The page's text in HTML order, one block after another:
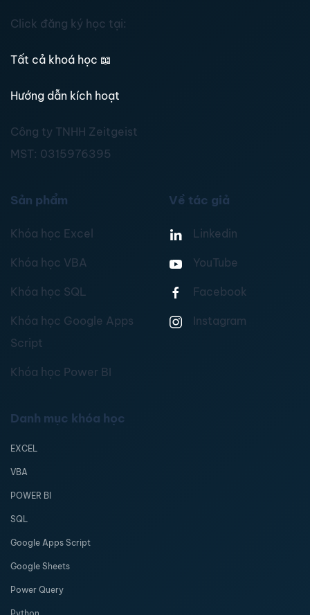
Click đăng ký học tại:
Tất cả khoá học 📖
Hướng dẫn kích hoạt
Công ty TNHH Zeitgeist
MST: 0315976395
Sản phẩm
Khóa học Excel
Khóa học VBA
Khóa học SQL
Khóa học Google Apps
Script
Khóa học Power BI
Về tác giả
Linkedin
YouTube
Facebook
Instagram
Danh mục khóa học
EXCEL
VBA
POWER BI
SQL
Google Apps Script
Google Sheets
Power Query